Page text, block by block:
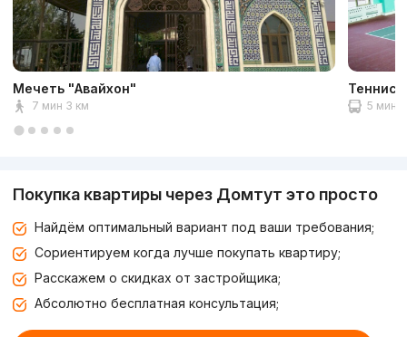
Мечеть "Авайхон"
7 мин 3 км 5 мин
Покупка квартиры через Домтут это просто
Найдём оптимальный вариант под ваши требования;
Сориентируем когда лучше покупать квартиру;
Расскажем о скидках от застройщика;
Абсолютно бесплатная консультация;